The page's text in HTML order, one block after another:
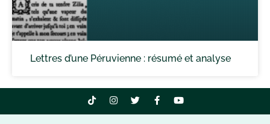
Lettres d’une Péruvienne : résumé et analyse